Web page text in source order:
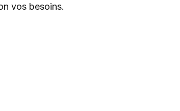
vos besoins.